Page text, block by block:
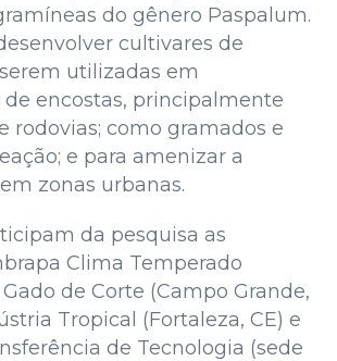
do gênero Paspalum.
cultivares de
utilizadas em
encostas, principalmente
rodovias; como gramados e
e para amenizar a
zonas urbanas.
da pesquisa as
Clima Temperado
Gado de Corte (Campo Grande,
Tropical (Fortaleza, CE) e
de Tecnologia (sede